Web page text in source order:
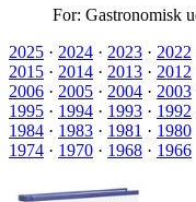
For: Gastronomisk
2025 · 2024 · 2023 · 2022
2015 · 2014 · 2013 · 2012
2006 · 2005 · 2004 · 2003
1995 · 1994 · 1993 · 1992
1984 · 1983 · 1981 · 1980
1974 · 1970 · 1968 · 1966